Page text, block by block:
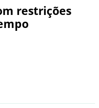
restrições